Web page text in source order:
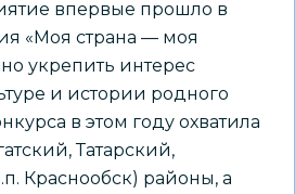
впервые прошло в
«Моя страна — моя
укрепить интерес
и истории родного
в этом году охватила
Татарский,
Краснообск) районы, а